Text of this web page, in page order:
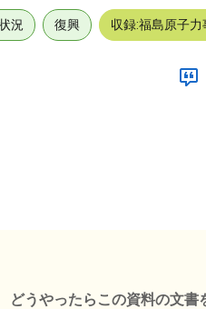
況 復興 収録:福島原子
どうやったらこの資料の文書